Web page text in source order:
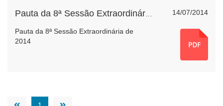
14/07/2014
Pauta da 8ª Sessão Extraordinária de
2014